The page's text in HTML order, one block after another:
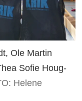
Ole Martin
Sofie Houg-
Helene